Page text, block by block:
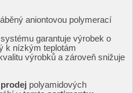
aniontovou polymerací
garantuje výrobek o
k nízkým teplotám
výrobků a zároveň snižuje
polyamidových